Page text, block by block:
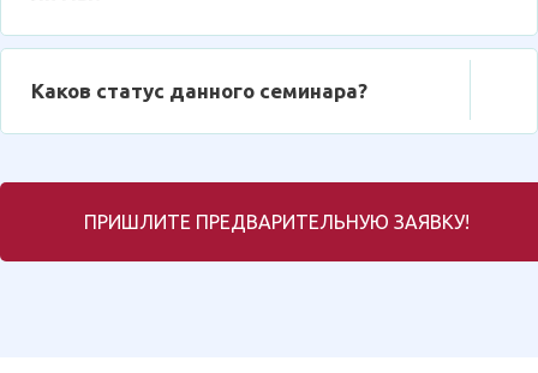
Каков статус данного семинара?
ПРИШЛИТЕ ПРЕДВАРИТЕЛЬНУЮ ЗАЯВКУ!